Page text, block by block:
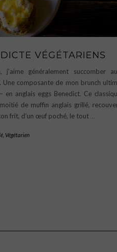
VÉGÉTARIENS
j’aime généralement succomber
Une composante de mon brunch
en anglais eggs Benedict. Ce
de muffin anglais grillé,
frit, d’un œuf poché, le tout
Végétarien